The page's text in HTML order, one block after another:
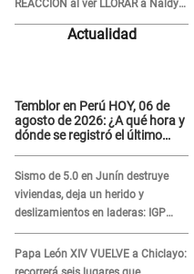
REACCIÓN al ver LLORAR a Naldy
Saldaña tras acoso: "No sabía la
Actualidad
dónde se registró el último
sismo, según IGP?
Sismo de 5.0 en Junín destruye
deslizamientos en laderas: IGP